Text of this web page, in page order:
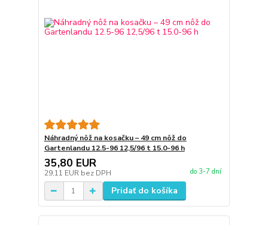
Náhradný nôž na kosačku – 49 cm nôž do
Gartenlandu 12.5-96 12,5/96 t 15.0-96 h
35,80 EUR
29,11 EUR bez DPH do 3-7 dní
Pridať do košíka